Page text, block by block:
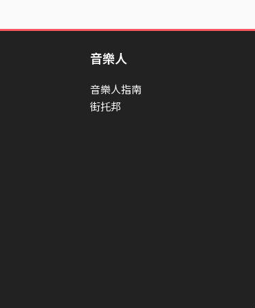
音樂人
音樂人指南
街托邦